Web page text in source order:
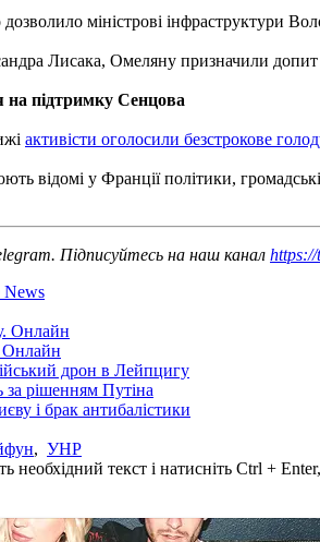
міністрові інфраструктури
Лисака, Омеляну призначили
на підтримку Сенцова
активісти оголосили безстрокове
відомі у Франції політики,
Підписуйтесь на наш канал https://
News
Онлайн
Онлайн
дрон в Лейпцигу
за рішенням Путіна
і брак антибалістики
, УНР
необхідний текст і натисніть Ctrl +